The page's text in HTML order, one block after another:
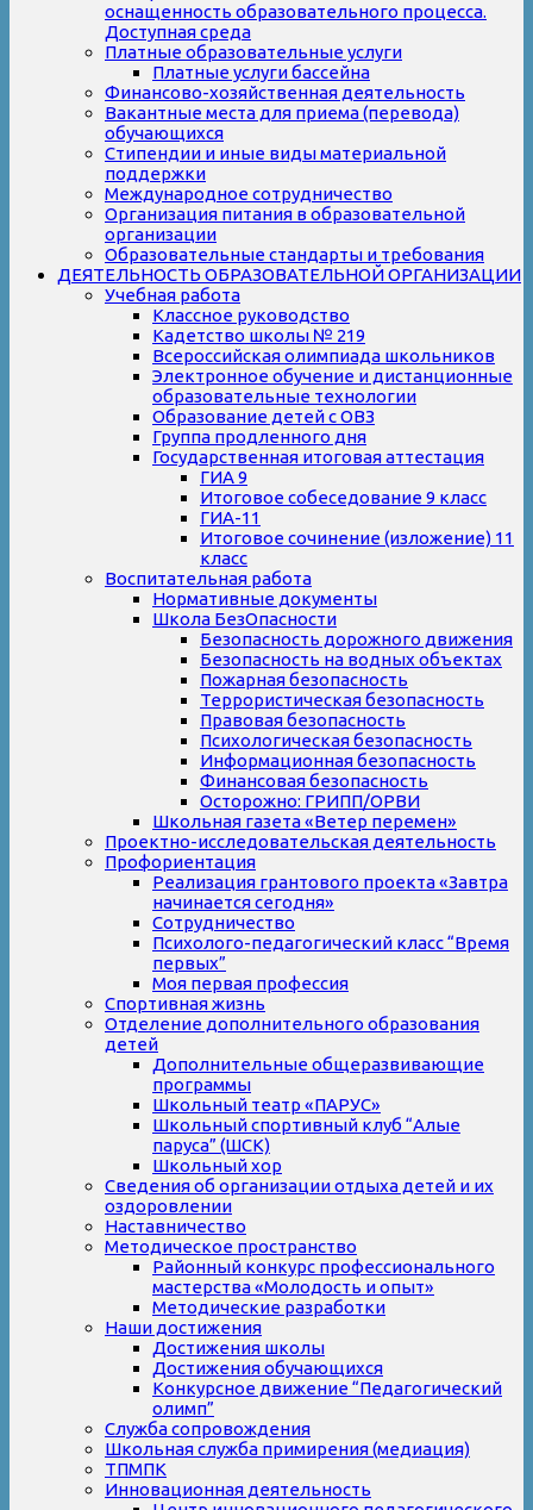
оснащенность образовательного процесса.
Доступная среда
Платные образовательные услуги
Платные услуги бассейна
Финансово-хозяйственная деятельность
Вакантные места для приема (перевода)
обучающихся
Стипендии и иные виды материальной
поддержки
Международное сотрудничество
Организация питания в образовательной
организации
Образовательные стандарты и требования
ДЕЯТЕЛЬНОСТЬ ОБРАЗОВАТЕЛЬНОЙ ОРГАНИЗАЦИИ
Учебная работа
Классное руководство
Кадетство школы № 219
Всероссийская олимпиада школьников
Электронное обучение и дистанционные
образовательные технологии
Образование детей с ОВЗ
Группа продленного дня
Государственная итоговая аттестация
ГИА 9
Итоговое собеседование 9 класс
ГИА-11
Итоговое сочинение (изложение) 11
класс
Воспитательная работа
Нормативные документы
Школа БезОпасности
Безопасность дорожного движения
Безопасность на водных объектах
Пожарная безопасность
Террористическая безопасность
Правовая безопасность
Психологическая безопасность
Информационная безопасность
Финансовая безопасность
Осторожно: ГРИПП/ОРВИ
Школьная газета «Ветер перемен»
Проектно-исследовательская деятельность
Профориентация
Реализация грантового проекта «Завтра
начинается сегодня»
Сотрудничество
Психолого-педагогический класс “Время
первых”
Моя первая профессия
Спортивная жизнь
Отделение дополнительного образования
детей
Дополнительные общеразвивающие
программы
Школьный театр «ПАРУС»
Школьный спортивный клуб “Алые
паруса” (ШСК)
Школьный хор
Сведения об организации отдыха детей и их
оздоровлении
Наставничество
Методическое пространство
Районный конкурс профессионального
мастерства «Молодость и опыт»
Методические разработки
Наши достижения
Достижения школы
Достижения обучающихся
Конкурсное движение “Педагогический
олимп”
Служба сопровождения
Школьная служба примирения (медиация)
ТПМПК
Инновационная деятельность